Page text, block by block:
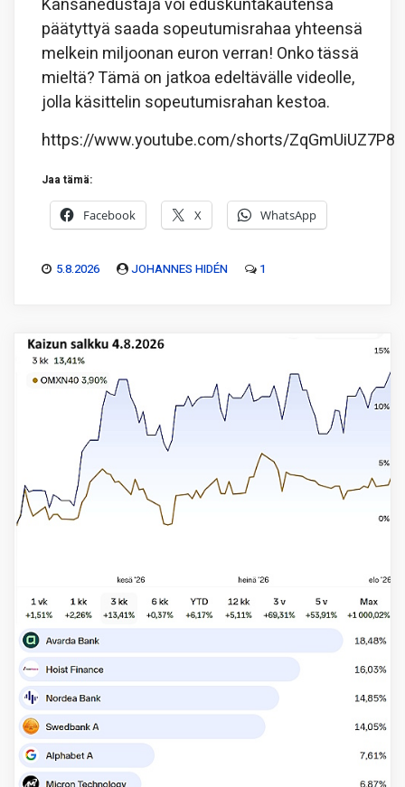
päätyttyä saada sopeutumisrahaa yhteensä
melkein miljoonan euron verran! Onko tässä
mieltä? Tämä on jatkoa edeltävälle videolle,
jolla käsittelin sopeutumisrahan kestoa.
https://www.youtube.com/shorts/ZqGmUiUZ7P8
Jaa tämä:
Facebook X WhatsApp
5.8.2026 JOHANNES HIDÉN 1